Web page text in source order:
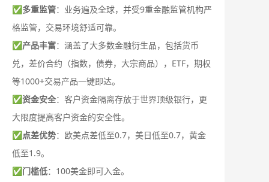
✅多重监管：业务遍及全球，并受9重金融监管机构严
格监管，交易环境舒适可靠。
✅产品丰富：涵盖了大多数金融衍生品，包括货币
兑，差价合约（指数，债券，大宗商品），ETF，期权
等1000+交易产品一键即达。
✅资金安全：客户资金隔离存放于世界顶级银行，更
大限度提高客户资金的安全性。
✅点差优势：欧美点差低至0.7，美日低至0.7，黄金
低至1.9。
✅门槛低：100美金即可入金。